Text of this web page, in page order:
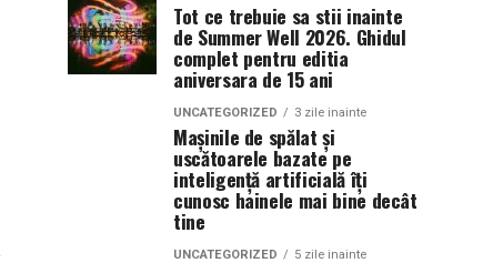
Tot ce trebuie sa stii inainte
de Summer Well 2026. Ghidul
complet pentru editia
aniversara de 15 ani
UNCATEGORIZED 3 zile inainte
Mașinile de spălat și
uscătoarele bazate pe
inteligență artificială îți
cunosc hainele mai bine decât
tine
UNCATEGORIZED 5 zile inainte